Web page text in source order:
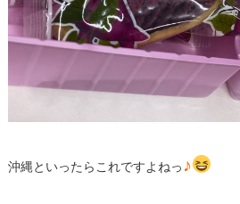
沖縄といったらこれですよねっ ♪